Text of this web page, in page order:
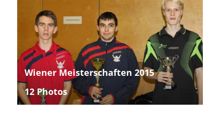
Wiener Meisterschaften 2015
12 Photos